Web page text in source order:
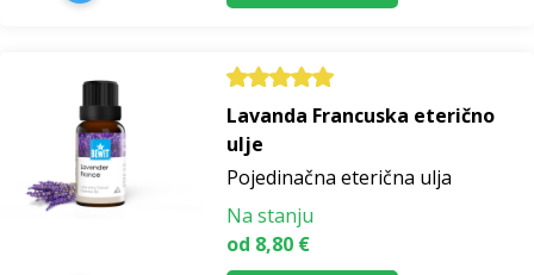
Lavanda Francuska eterično
ulje
Pojedinačna eterična ulja
Na stanju
od 8,80 €